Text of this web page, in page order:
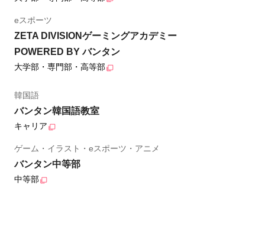
eスポーツ
ZETA DIVISIONゲーミングアカデミー
POWERED BY バンタン
大学部・専門部・高等部
韓国語
バンタン韓国語教室
キャリア
ゲーム・イラスト・eスポーツ・アニメ
バンタン中等部
中等部